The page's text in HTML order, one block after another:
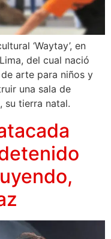
‘Waytay’, en
del cual nació
arte para niños y
una sala de
su tierra natal.